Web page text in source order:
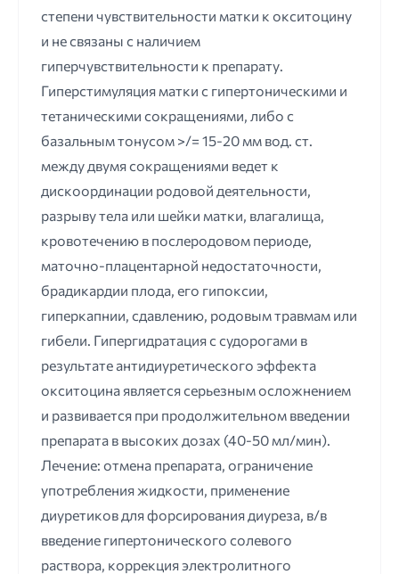
степени чувствительности матки к окситоцину
и не связаны с наличием
гиперчувствительности к препарату.
Гиперстимуляция матки с гипертоническими и
тетаническими сокращениями, либо с
базальным тонусом >/= 15-20 мм вод. ст.
между двумя сокращениями ведет к
дискоординации родовой деятельности,
разрыву тела или шейки матки, влагалища,
кровотечению в послеродовом периоде,
маточно-плацентарной недостаточности,
брадикардии плода, его гипоксии,
гиперкапнии, сдавлению, родовым травмам или
гибели. Гипергидратация с судорогами в
результате антидиуретического эффекта
окситоцина является серьезным осложнением
и развивается при продолжительном введении
препарата в высоких дозах (40-50 мл/мин).
Лечение: отмена препарата, ограничение
употребления жидкости, применение
диуретиков для форсирования диуреза, в/в
введение гипертонического солевого
раствора, коррекция электролитного